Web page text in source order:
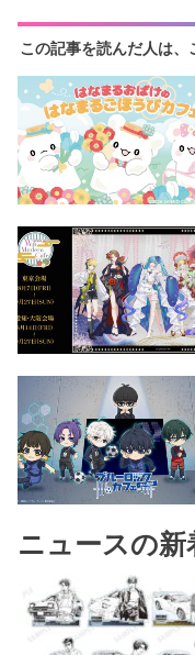
この記事を読んだ人は、
ニュースの新